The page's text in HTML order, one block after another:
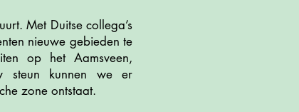
Met Duitse collega’s
nieuwe gebieden te
op het Aamsveen,
steun kunnen we er
zone ontstaat.